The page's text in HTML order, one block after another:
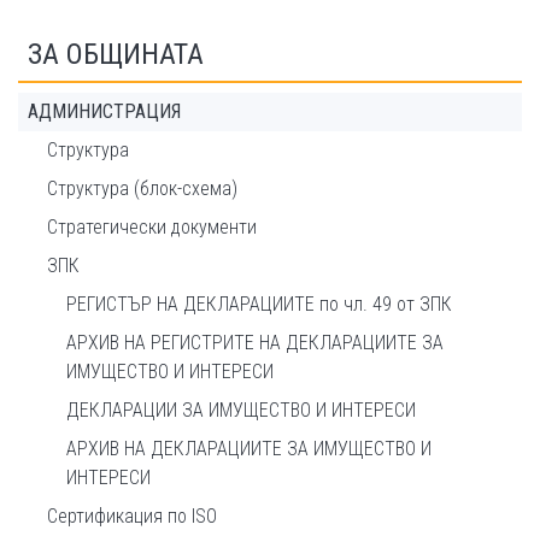
ЗА ОБЩИНАТА
АДМИНИСТРАЦИЯ
Структура
Структура (блок-схема)
Стратегически документи
ЗПК
РЕГИСТЪР НА ДЕКЛАРАЦИИТЕ по чл. 49 от ЗПК
АРХИВ НА РЕГИСТРИТЕ НА ДЕКЛАРАЦИИТЕ ЗА
ИМУЩЕСТВО И ИНТЕРЕСИ
ДЕКЛАРАЦИИ ЗА ИМУЩЕСТВО И ИНТЕРЕСИ
АРХИВ НА ДЕКЛАРАЦИИТЕ ЗА ИМУЩЕСТВО И
ИНТЕРЕСИ
Сертификация по ISO